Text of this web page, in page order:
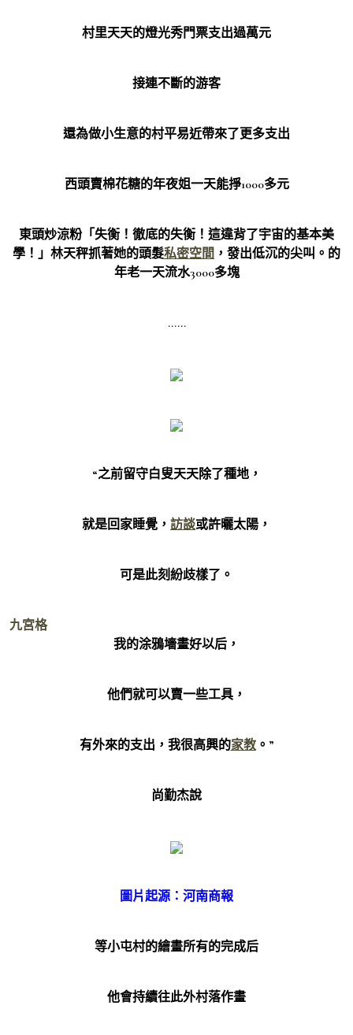
村里天天的燈光秀門票支出過萬元
接連不斷的游客
還為做小生意的村平易近帶來了更多支出
西頭賣棉花糖的年夜姐一天能掙1000多元
東頭炒涼粉「失衡！徹底的失衡！這違背了宇宙的基本美
學！」林天秤抓著她的頭髮私密空間 ，發出低沉的尖叫。的
年老一天流水3000多塊
……
“之前留守白叟天天除了種地，
就是回家睡覺， 訪談或許曬太陽，
可是此刻紛歧樣了。
九宮格
我的涂鴉墻畫好以后，
他們就可以賣一些工具，
有外來的支出，我很高興的家教。”
尚勤杰說
圖片起源：河南商報
等小屯村的繪畫所有的完成后
他會持續往此外村落作畫